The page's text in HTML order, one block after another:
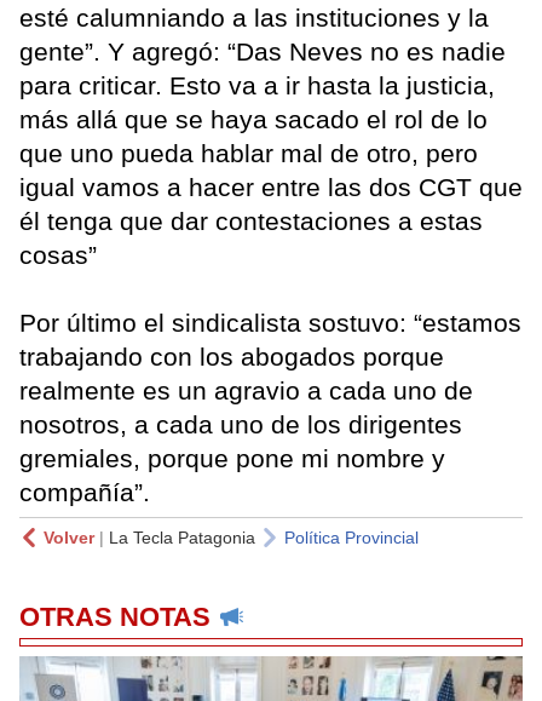
esté calumniando a las instituciones y la
gente”. Y agregó: “Das Neves no es nadie
para criticar. Esto va a ir hasta la justicia,
más allá que se haya sacado el rol de lo
que uno pueda hablar mal de otro, pero
igual vamos a hacer entre las dos CGT que
él tenga que dar contestaciones a estas
cosas”
Por último el sindicalista sostuvo: “estamos
trabajando con los abogados porque
realmente es un agravio a cada uno de
nosotros, a cada uno de los dirigentes
gremiales, porque pone mi nombre y
compañía”.
Volver| La Tecla Patagonia Política Provincial
OTRAS NOTAS